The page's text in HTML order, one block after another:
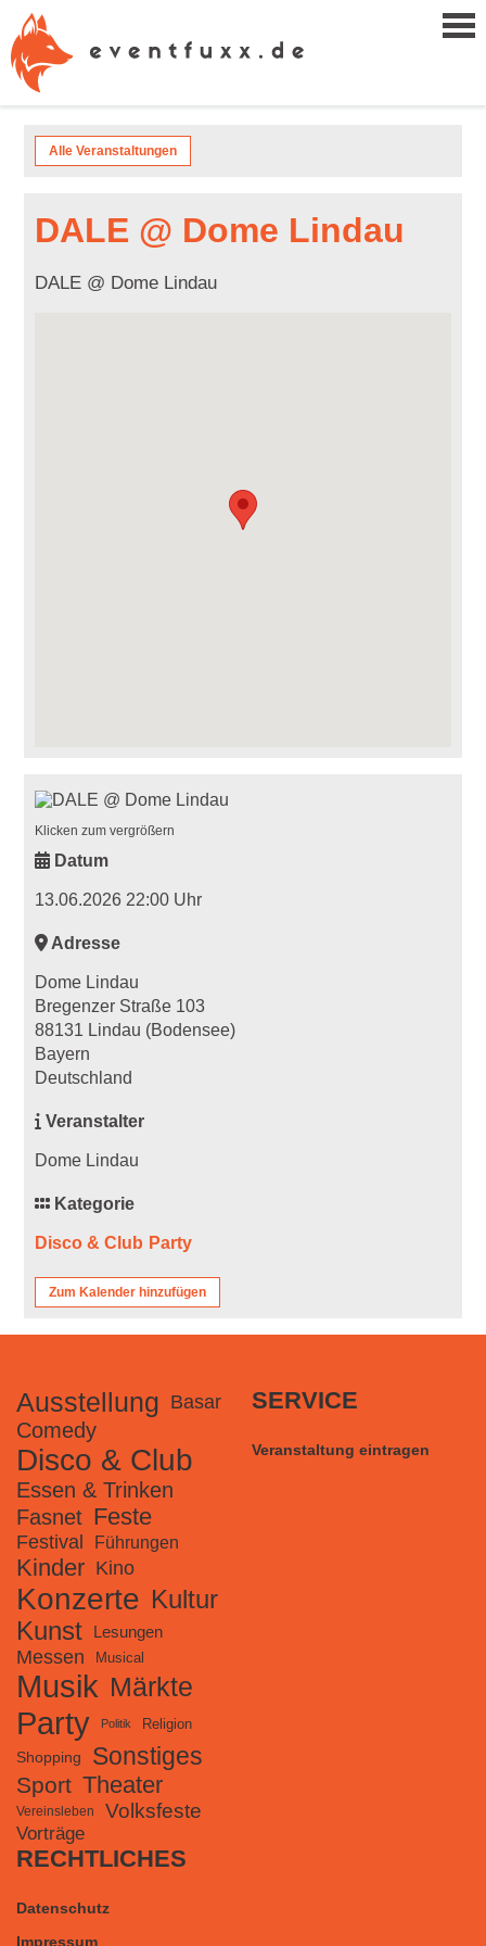
Alle Veranstaltungen
DALE @ Dome Lindau
DALE @ Dome Lindau
Klicken zum vergrößern
Datum
13.06.2026 22:00 Uhr
Adresse
Dome Lindau
Bregenzer Straße 103
88131 Lindau (Bodensee)
Bayern
Deutschland
Veranstalter
Dome Lindau
Kategorie
Disco & Club Party
Zum Kalender hinzufügen
Ausstellung Basar
Comedy
Disco & Club
Essen & Trinken
Fasnet Feste
Festival Führungen
Kinder Kino
Konzerte Kultur
Kunst
Lesungen
Messen Musical
Musik Märkte
Party Politik Religion
Shopping Sonstiges
Sport Theater
Vereinsleben Volksfeste
Vorträge
SERVICE
Veranstaltung eintragen
RECHTLICHES
Datenschutz
Impressum